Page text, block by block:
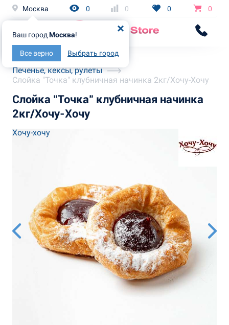
Москва
Ваш город Москва!
Все верно Выбрать город
0 0 0 0
Главная
Каталог
Печенье, кексы, рулеты
Слойка "Точка" клубничная начинка 2кг/Хочу-Хочу
Слойка "Точка" клубничная начинка
2кг/Хочу-Хочу
Хочу-хочу